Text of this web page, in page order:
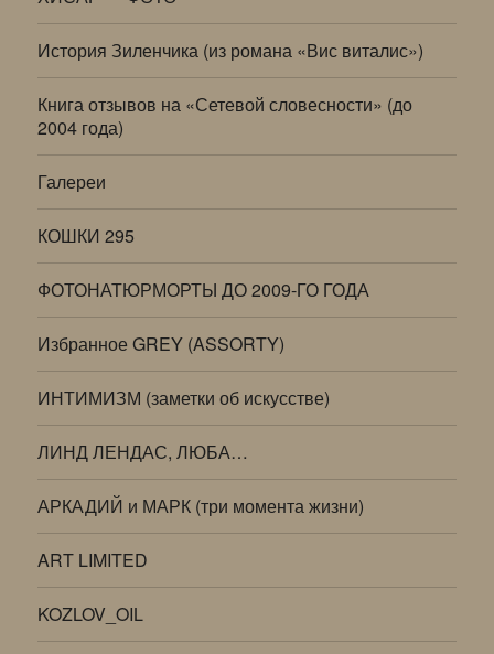
История Зиленчика (из романа «Вис виталис»)
Книга отзывов на «Сетевой словесности» (до
2004 года)
Галереи
КОШКИ 295
ФОТОНАТЮРМОРТЫ ДО 2009-ГО ГОДА
Избранное GREY (ASSORTY)
ИНТИМИЗМ (заметки об искусстве)
ЛИНД ЛЕНДАС, ЛЮБА…
АРКАДИЙ и МАРК (три момента жизни)
ART LIMITED
KOZLOV_OIL